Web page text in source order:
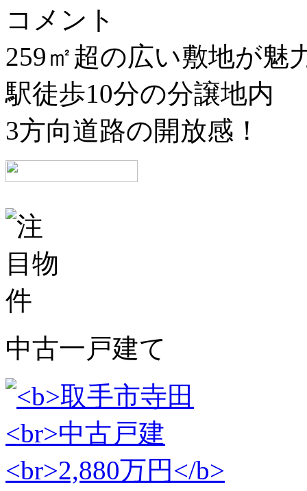
コメント
259㎡超の広い敷地が魅
駅徒歩10分の分譲地内
3方向道路の開放感！
中古一戸建て